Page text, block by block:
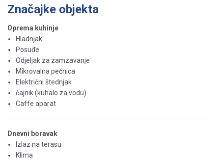
Značajke objekta
Oprema kuhinje
Hladnjak
Posuđe
Odjeljak za zamzavanje
Mikrovalna pećnica
Električni štednjak
čajnik (kuhalo za vodu)
Caffe aparat
Dnevni boravak
Izlaz na terasu
Klima